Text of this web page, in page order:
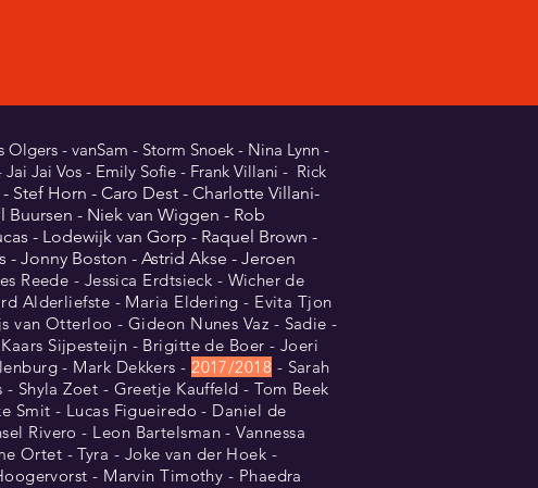
- vanSam - Storm Snoek - Nina Lynn -
Jai Vos - Emily Sofie - Frank Villani - Rick
Stef Horn - Caro Dest - Charlotte Villani-
Buursen - Niek van Wiggen - Rob
- Lodewijk van Gorp - Raquel Brown -
- Jonny Boston - Astrid Akse - Jeroen
Reede - Jessica Erdtsieck - Wicher de
Alderliefste - Maria Eldering - Evita Tjon
van Otterloo - Gideon Nunes Vaz - Sadie -
Sijpesteijn - Brigitte de Boer - Joeri
- Mark Dekkers - 2017/2018 - Sarah
Shyla Zoet - Greetje Kauffeld - Tom Beek
Smit - Lucas Figueiredo - Daniel de
Rivero - Leon Bartelsman - Vannessa
Ortet - Tyra - Joke van der Hoek -
- Marvin Timothy - Phaedra